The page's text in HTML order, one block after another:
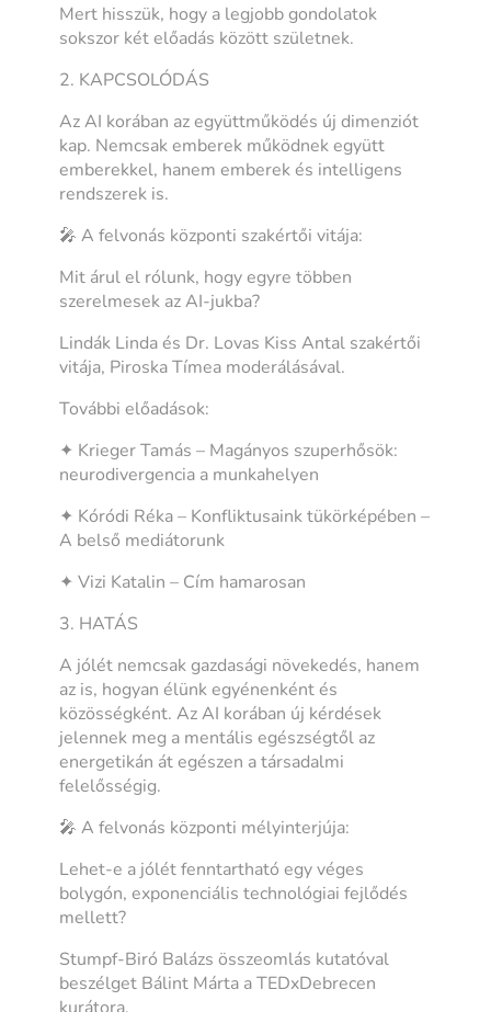
Mert hisszük, hogy a legjobb gondolatok
sokszor két előadás között születnek.
2. KAPCSOLÓDÁS
Az AI korában az együttműködés új dimenziót
kap. Nemcsak emberek működnek együtt
emberekkel, hanem emberek és intelligens
rendszerek is.
🎤 A felvonás központi szakértői vitája:
Mit árul el rólunk, hogy egyre többen
szerelmesek az AI-jukba?
Lindák Linda és Dr. Lovas Kiss Antal szakértői
vitája, Piroska Tímea moderálásával.
További előadások:
✦ Krieger Tamás – Magányos szuperhősök:
neurodivergencia a munkahelyen
✦ Kóródi Réka – Konfliktusaink tükörképében –
A belső mediátorunk
✦ Vizi Katalin – Cím hamarosan
3. HATÁS
A jólét nemcsak gazdasági növekedés, hanem
az is, hogyan élünk egyénenként és
közösségként. Az AI korában új kérdések
jelennek meg a mentális egészségtől az
energetikán át egészen a társadalmi
felelősségig.
🎤 A felvonás központi mélyinterjúja:
Lehet-e a jólét fenntartható egy véges
bolygón, exponenciális technológiai fejlődés
mellett?
Stumpf-Biró Balázs összeomlás kutatóval
beszélget Bálint Márta a TEDxDebrecen